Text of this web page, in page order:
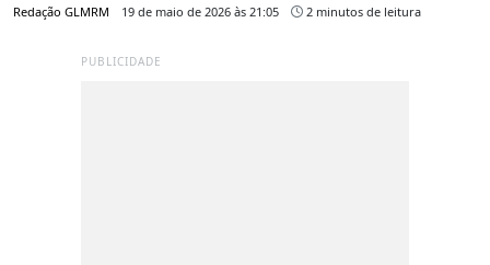
Redação GLMRM 19 de maio de 2026 às 21:05 2 minutos de leitura
PUBLICIDADE